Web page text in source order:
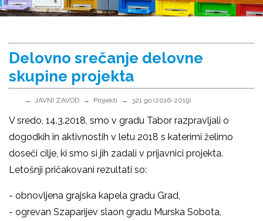
Delovno srečanje delovne
skupine projekta
JAVNI ZAVOD Projekti 321 go (2016-2019)
V sredo, 14.3.2018, smo v gradu Tabor razpravljali o
dogodkih in aktivnostih v letu 2018 s katerimi želimo
doseči cilje, ki smo si jih zadali v prijavnici projekta.
Letošnji pričakovani rezultati so:
- obnovljena grajska kapela gradu Grad,
- ogrevan Szaparijev slaon gradu Murska Sobota,